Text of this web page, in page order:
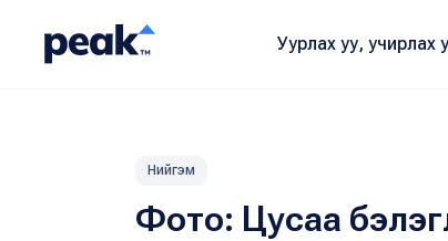
Уурлах уу, учирлах
Нийгэм
Фото: Цусаа